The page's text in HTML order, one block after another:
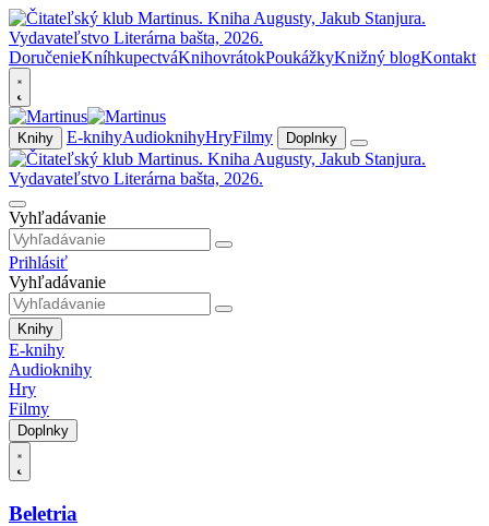
DoručenieKníhkupectváKnihovrátokPoukážkyKnižný blogKontakt
Knihy E-knihyAudioknihyHryFilmy Doplnky
Vyhľadávanie
Prihlásiť
Vyhľadávanie
Knihy
E-knihy
Audioknihy
Hry
Filmy
Doplnky
Beletria